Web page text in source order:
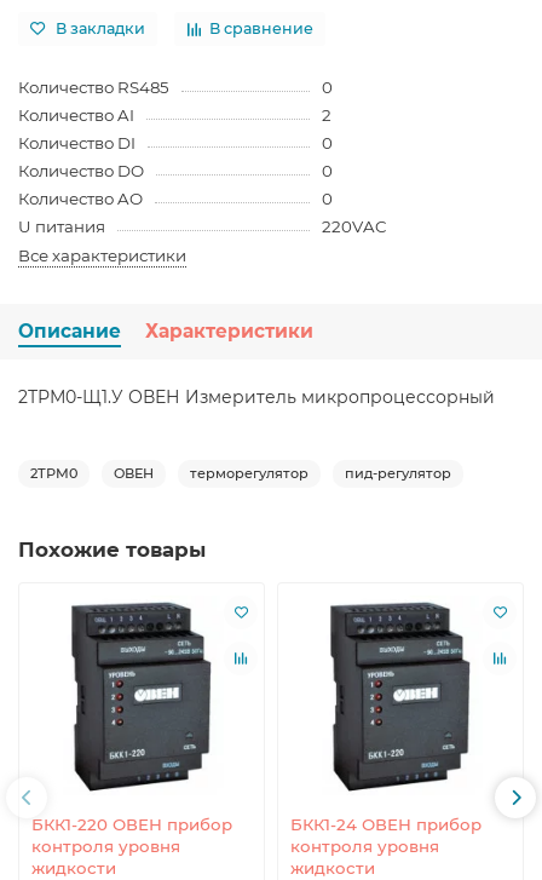
В закладки В сравнение
Количество RS485
0
Количество AI
2
Количество DI
0
Количество DO
0
Количество AO
0
U питания
220VAC
Все характеристики
Описание Характеристики
2ТРМ0-Щ1.У ОВЕН Измеритель микропроцессорный
2ТРМ0 ОВЕН терморегулятор пид-регулятор
Похожие товары
БКК1-220 ОВЕН прибор
контроля уровня
жидкости
БКК1-24 ОВЕН прибор
контроля уровня
жидкости